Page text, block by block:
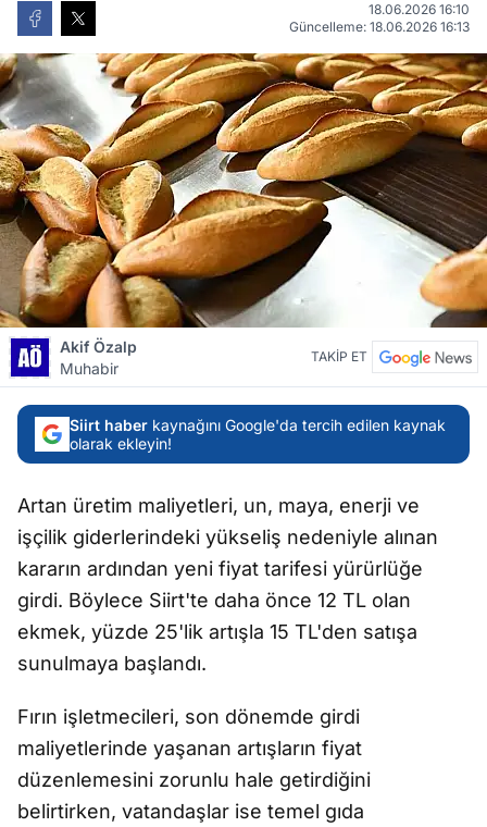
18.06.2026 16:10
Güncelleme: 18.06.2026 16:13
Akif Özalp
Muhabir
TAKİP ET
Siirt haber kaynağını Google'da tercih edilen kaynak
olarak ekleyin!
Artan üretim maliyetleri, un, maya, enerji ve
işçilik giderlerindeki yükseliş nedeniyle alınan
kararın ardından yeni fiyat tarifesi yürürlüğe
girdi. Böylece Siirt'te daha önce 12 TL olan
ekmek, yüzde 25'lik artışla 15 TL'den satışa
sunulmaya başlandı.
Fırın işletmecileri, son dönemde girdi
maliyetlerinde yaşanan artışların fiyat
düzenlemesini zorunlu hale getirdiğini
belirtirken, vatandaşlar ise temel gıda